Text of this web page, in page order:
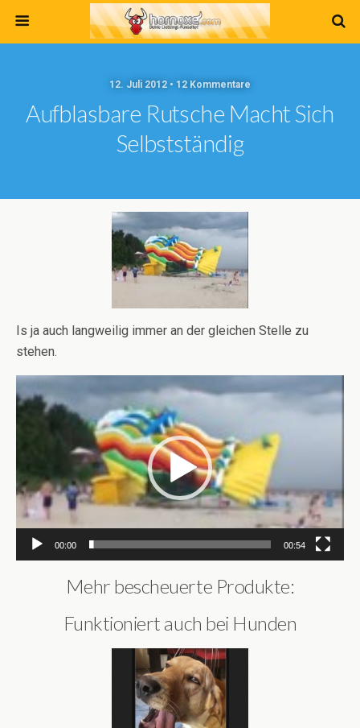
12. Juli 2012 • 12 Kommentare
Aufblasbare Rutsche Macht Sich
Selbstständig
Is ja auch langweilig immer an der gleichen Stelle zu
stehen.
Video-
Player
00:00 00:54
Mehr bescheuerte Produkte:
Funktioniert auch bei Hunden